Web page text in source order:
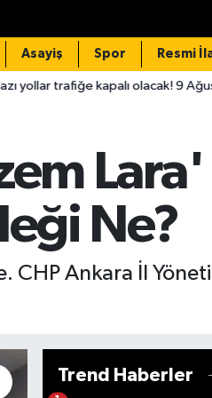
Asayiş Spor Resmi
olacak! 9 Ağustos
Lara'
Ne?
CHP Ankara İl
Trend Haberler